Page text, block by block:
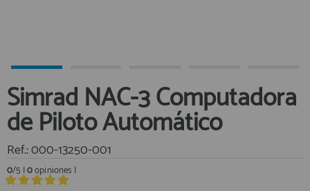
Libros
Mantenimiento y Limpieza
Motores
Navegacion
registro cliente
Simrad NAC-3 Computadora
de Piloto Automático
Ref.: 000-13250-001
0/5 |0opiniones |